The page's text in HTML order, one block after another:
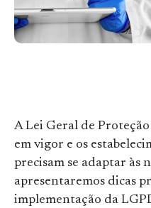
A Lei Geral de Proteção
em vigor e os
precisam se adaptar às
apresentaremos dicas
implementação da